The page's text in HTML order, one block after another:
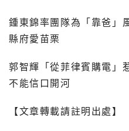
鍾東錦率團隊為「靠爸
縣府愛苗栗
郭智輝「從菲律賓購電」
不能信口開河
【文章轉載請註明出處】